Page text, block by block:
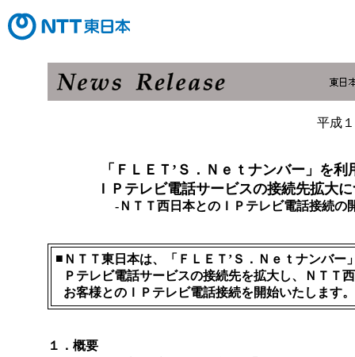
平成
「ＦＬＥＴ’Ｓ．Ｎｅｔナンバー」を利
ＩＰテレビ電話サービスの接続先拡大
-ＮＴＴ西日本とのＩＰテレビ電話接続の
■ ＮＴＴ東日本は、「ＦＬＥＴ’Ｓ．Ｎｅｔナンバー
Ｐテレビ電話サービスの接続先を拡大し、ＮＴＴ
お客様とのＩＰテレビ電話接続を開始いたします。
１．概要